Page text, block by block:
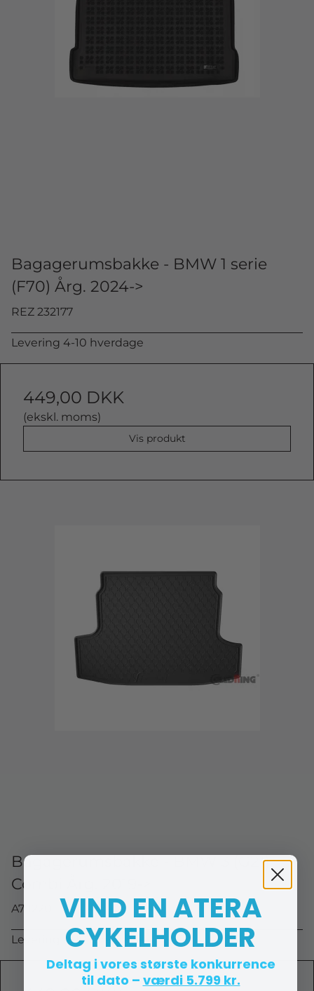
Bagagerumsbakke - BMW 1 serie
(F70) Årg. 2024->
REZ 232177
Levering 4-10 hverdage
449,00 DKK
(ekskl. moms)
Vis produkt
Bagagerumsbakke - BMW 3 (G21)
Combi Årg. 2019->
A7 1220
Levering 4-10 hverdage
VIND EN ATERA
CYKELHOLDER
Deltag i vores største konkurrence
til dato – værdi 5.799 kr.